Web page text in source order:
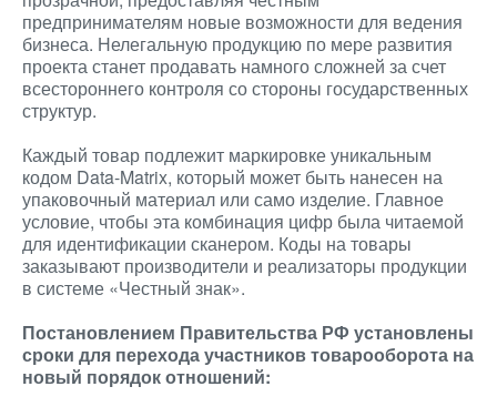
предпринимателям новые возможности для ведения
бизнеса. Нелегальную продукцию по мере развития
проекта станет продавать намного сложней за счет
всестороннего контроля со стороны государственных
структур.
Каждый товар подлежит маркировке уникальным
кодом Data-Matrix, который может быть нанесен на
упаковочный материал или само изделие. Главное
условие, чтобы эта комбинация цифр была читаемой
для идентификации сканером. Коды на товары
заказывают производители и реализаторы продукции
в системе «Честный знак».
Постановлением Правительства РФ установлены
сроки для перехода участников товарооборота на
новый порядок отношений: